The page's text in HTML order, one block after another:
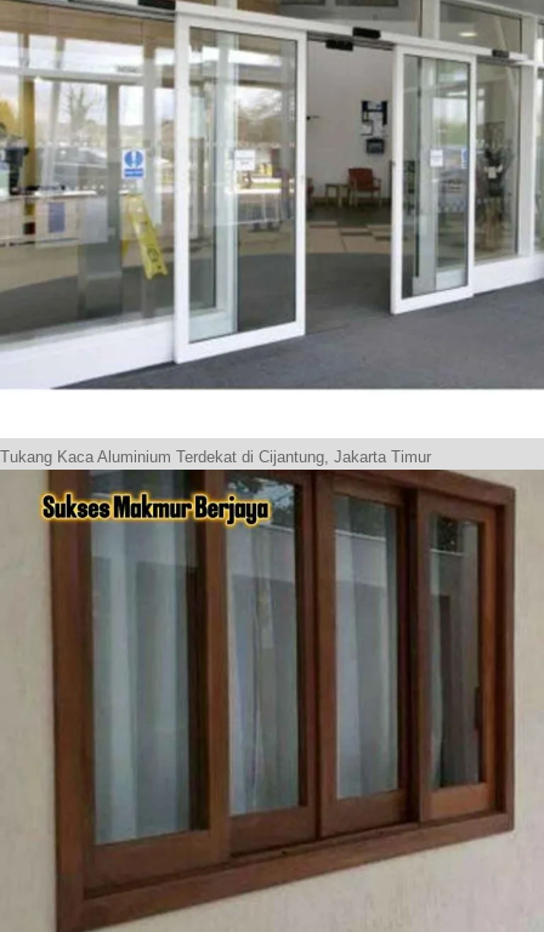
Tukang Kaca Aluminium Terdekat di Cijantung, Jakarta Timur